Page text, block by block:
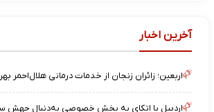
آخرین اخبار
اربعین؛ زائران زنجان از خدمات درمانی هلال‌احمر
اردبیل با اتکای به بخش خصوصی به‌دنبال جهش